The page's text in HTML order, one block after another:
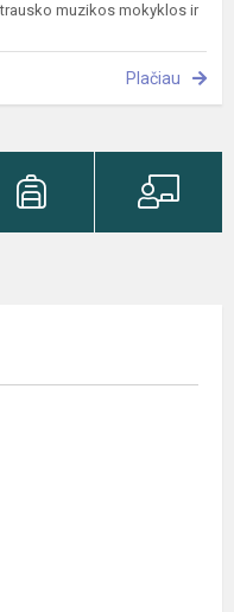
muzikos mokyklos ir
Plačiau